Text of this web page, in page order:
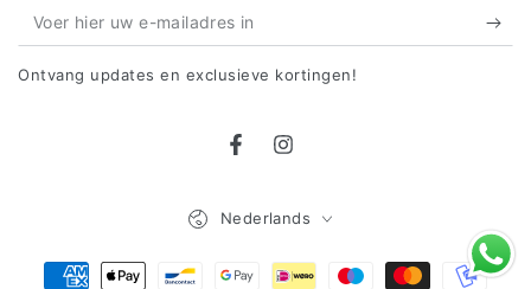
Voer
hier
Ontvang updates en exclusieve kortingen!
FacebookInstagram
Nederlands
Betaalmethoden